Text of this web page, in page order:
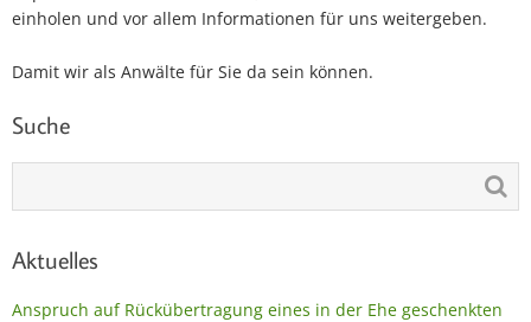
einholen und vor allem Informationen für uns weitergeben.
Damit wir als Anwälte für Sie da sein können.
Suche
Aktuelles
Anspruch auf Rückübertragung eines in der Ehe geschenkten